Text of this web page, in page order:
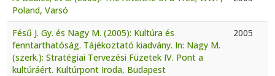
Poland, Varsó
Fésű J. Gy. és Nagy M. (2005): Kultúra és
fenntarthatóság. Tájékoztató kiadvány. In: Nagy M.
(szerk.): Stratégiai Tervezési Füzetek IV. Pont a
kultúráért. Kultúrpont Iroda, Budapest
2005